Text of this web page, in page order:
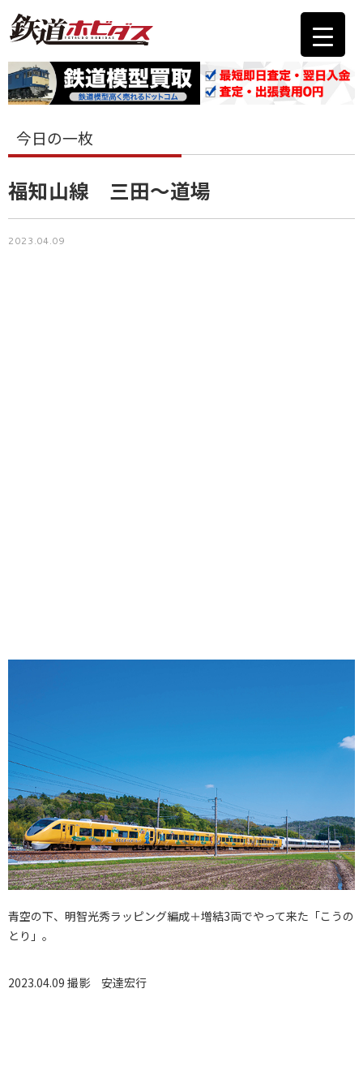
今日の一枚
福知山線 三田〜道場
2023.04.09
青空の下、明智光秀ラッピング編成＋増結3両でやって来た「こうの
とり」。
2023.04.09 撮影 安達宏行